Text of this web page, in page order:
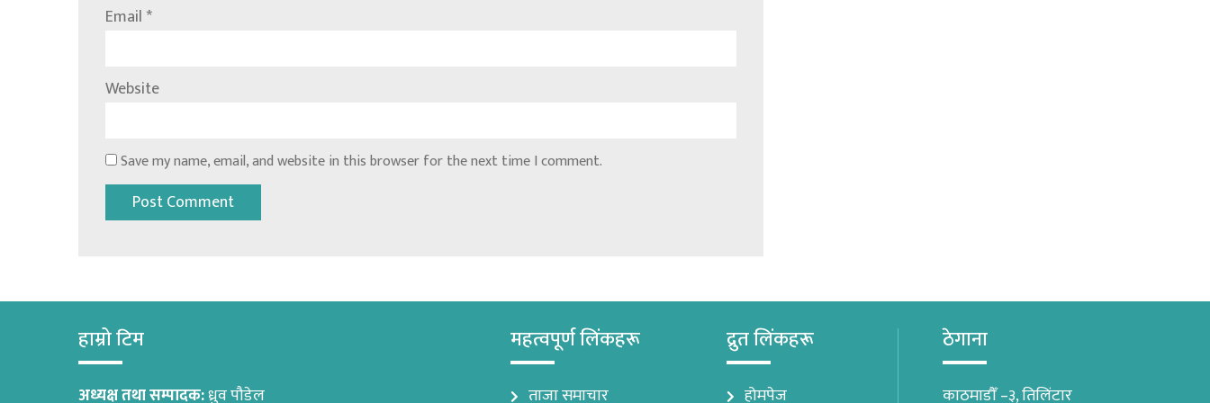
Email*
Website
Save my name, email, and website in this browser for the next time I comment.
हाम्रो टिम
अध्यक्ष तथा सम्पादक:ध्रुव पौडेल
महत्वपूर्ण लिंकहरू
ताजा समाचार
द्रुत लिंकहरू
होमपेज
ठेगाना
काठमाडौँ –३, तिलिंटार